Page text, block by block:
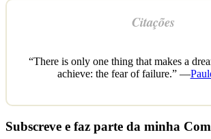
Citações
“There is only one thing that makes a
achieve: the fear of failure.” —
Subscreve e faz parte da minha